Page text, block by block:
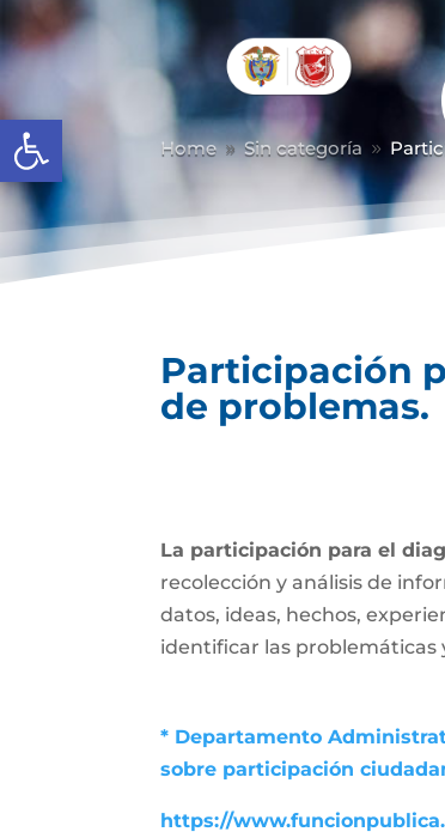
Abrir barra de herramientas
Home 9 Sin categoría 9
Participación
de problemas.
La participación para el
recolección y análisis de
datos, ideas, hechos,
identificar las problemáticas
* Departamento
sobre participación
https://